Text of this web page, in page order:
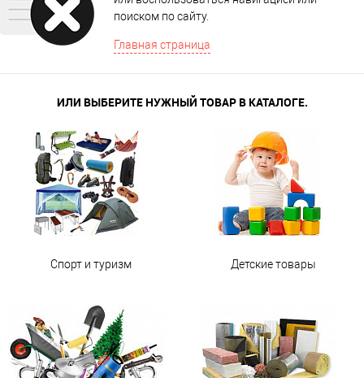
поиском по сайту.
Главная страница
ИЛИ ВЫБЕРИТЕ НУЖНЫЙ ТОВАР В КАТАЛОГЕ.
Спорт и туризм Детские товары